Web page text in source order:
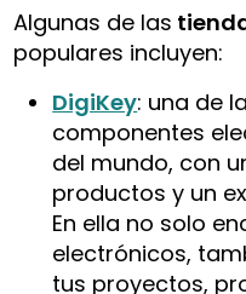
Algunas de las
populares incluyen:
DigiKey: una de
componentes
del mundo, con
productos y un
En ella no solo
electrónicos,
tus proyectos,